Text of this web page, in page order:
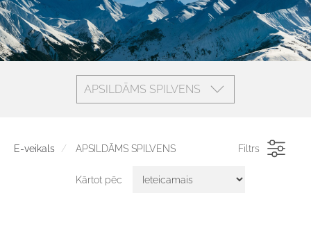
APSILDĀMS SPILVENS
E-veikals APSILDĀMS SPILVENS Filtrs
Kārtot pēc